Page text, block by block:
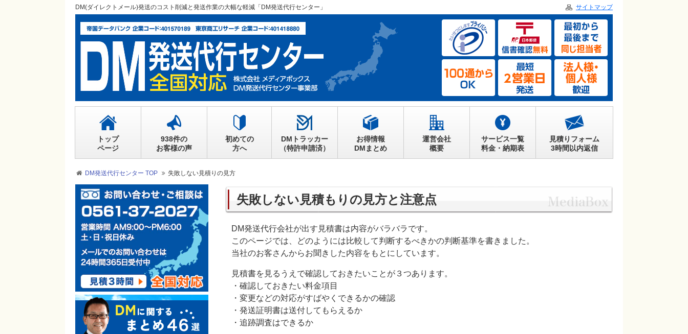
DM発送代行センター TOP 失敗しない見積りの見方
失敗しない見積もりの見方と注意点
DM発送代行会社が出す見積書は内容がバラバラです。
このページでは、どのようには比較して判断するべきかの判断基準を書きました。
当社のお客さんからお聞きした内容をもとにしています。
見積書を見るうえで確認しておきたいことが３つあります。
・確認しておきたい料金項目
・変更などの対応がすばやくできるかの確認
・発送証明書は送付してもらえるか
・追跡調査はできるか
DM(ダイレクトメール)発送のコスト削減と発送作業の大幅な軽減「DM発送代行センター」 サイトマップ
トップ
ページ
938件の
お客様の声
初めての
方へ
DMトラッカー
（特許申請済）
お得情報
DMまとめ
運営会社
概要
サービス一覧
料金・納期表
見積りフォーム
3時間以内返信